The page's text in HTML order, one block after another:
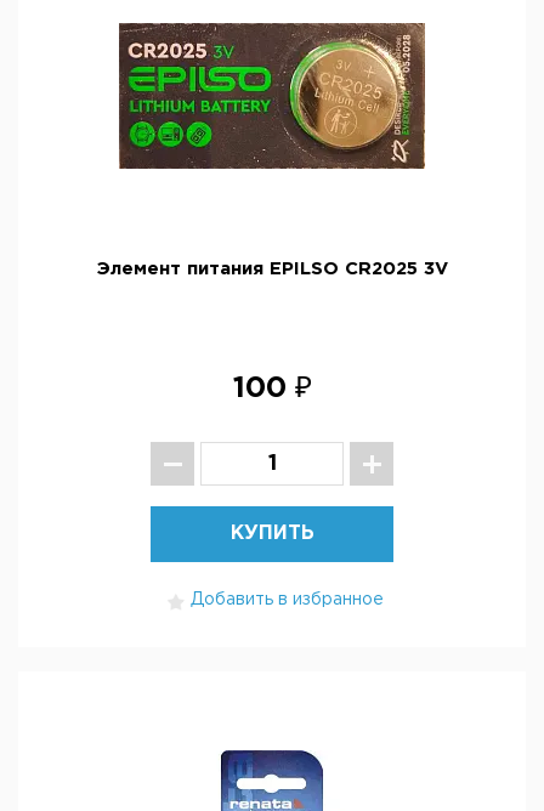
Элемент питания EPILSO CR2025 3V
100 ₽
КУПИТЬ
Добавить в избранное